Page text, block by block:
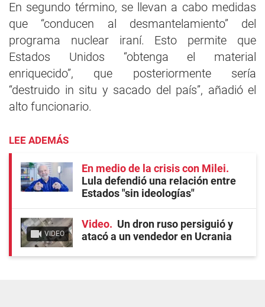
En segundo término, se llevan a cabo medidas
que “conducen al desmantelamiento” del
programa nuclear iraní. Esto permite que
Estados Unidos “obtenga el material
enriquecido”, que posteriormente sería
“destruido in situ y sacado del país”, añadió el
alto funcionario.
LEE ADEMÁS
En medio de la crisis con Milei
Lula defendió una relación entre
Estados "sin ideologías"
VIDEO
Video
Un dron ruso persiguió y
atacó a un vendedor en Ucrania